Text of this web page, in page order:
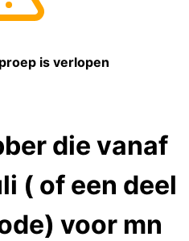
is verlopen
die vanaf
( of een deel
voor mn